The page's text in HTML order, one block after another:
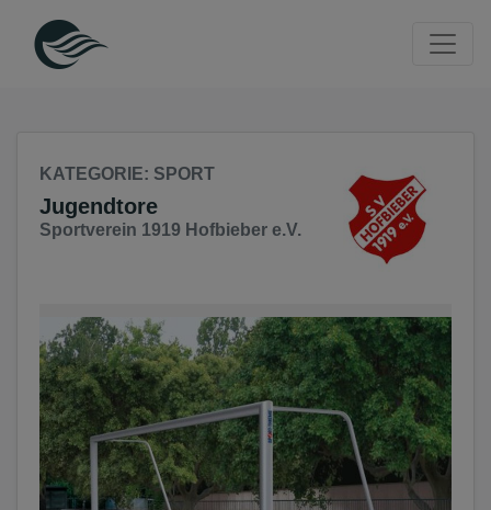
Seite
Klicken Sie, um die Navigation zu überspringen und zum
KATEGORIE: SPORT
Jugendtore
Sportverein 1919 Hofbieber e.V.